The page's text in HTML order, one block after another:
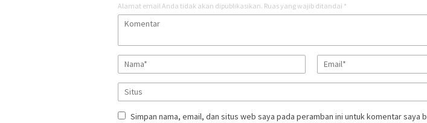
Alamat email Anda tidak akan dipublikasikan. Ruas yang wajib ditandai *
Simpan nama, email, dan situs web saya pada peramban ini untuk komentar saya